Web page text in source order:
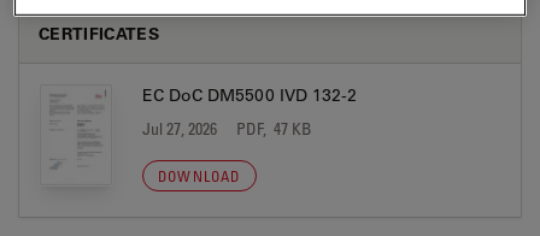
CERTIFICATES
EC DoC DM5500 IVD 132-2
Jul 27, 2026 PDF, 47 KB
DOWNLOAD